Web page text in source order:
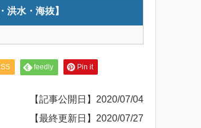
洪水・海抜】
feedly Pin it
【記事公開日】2020/07/04
【最終更新日】2020/07/27